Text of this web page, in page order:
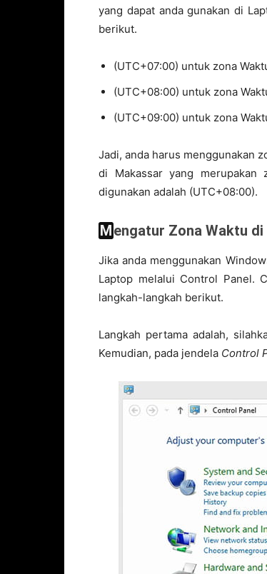
yang dapat anda gunakan di
berikut.
(UTC+07:00) untuk zona
(UTC+08:00) untuk zona
(UTC+09:00) untuk zona
Jadi, anda harus menggunakan
di Makassar yang merupakan
digunakan adalah (UTC+08:00).
Mengatur Zona Waktu
Jika anda menggunakan
Laptop melalui Control Panel.
langkah-langkah berikut.
Langkah pertama adalah,
Kemudian, pada jendela Control